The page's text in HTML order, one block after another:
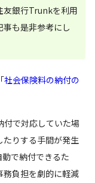
友銀行Trunkを利用
も是非参考にし
社会保険料の納付の
付で対応していた場
りする手間が発生
で納付できるた
務負担を劇的に軽減